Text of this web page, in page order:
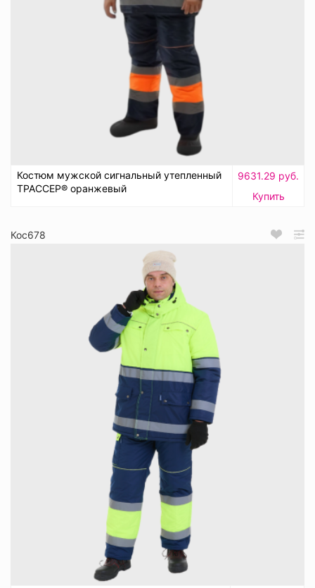
Костюм мужской сигнальный утепленный
ТРАССЕР® оранжевый
9631.29 руб.
Купить
Кос678